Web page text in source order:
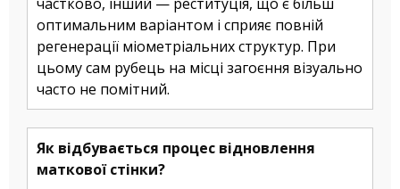
оптимальним варіантом і сприяє повній
регенерації міометріальних структур. При
цьому сам рубець на місці загоєння візуально
часто не помітний.
Як відбувається процес відновлення
маткової стінки?